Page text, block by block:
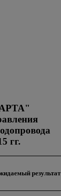
гг.
результат